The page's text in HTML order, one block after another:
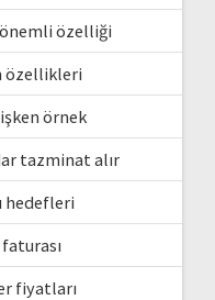
özelliği
özellikleri
örnek
tazminat alır
hedefleri
fiyatları